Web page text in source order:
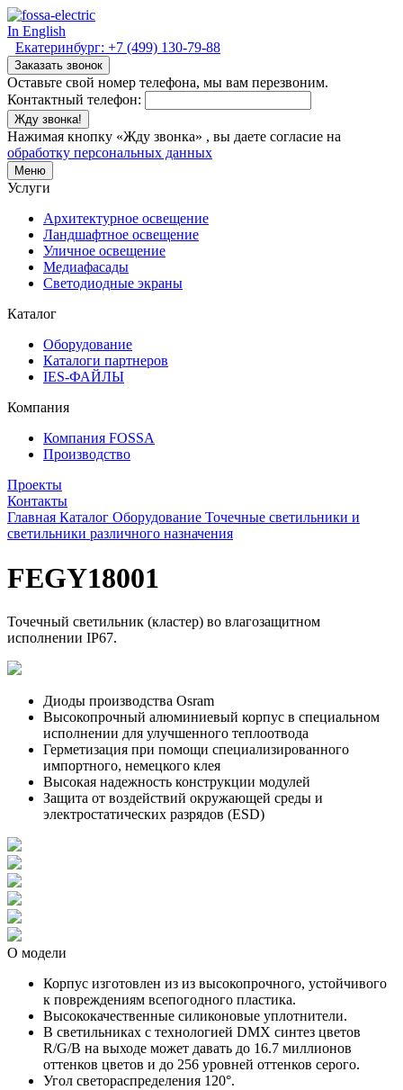
In English
Екатеринбург: +7 (499) 130-79-88
Заказать звонок
Оставьте свой номер телефона, мы вам перезвоним.
Контактный телефон:
Жду звонка!
Нажимая кнопку «Жду звонка» , вы даете согласие на
обработку персональных данных
Меню
Услуги
Архитектурное освещение
Ландшафтное освещение
Уличное освещение
Медиафасады
Светодиодные экраны
Каталог
Оборудование
Каталоги партнеров
IES-ФАЙЛЫ
Компания
Компания FOSSA
Производство
Проекты
Контакты
Главная Каталог Оборудование Точечные светильники и
светильники различного назначения
FEGY18001
Точечный светильник (кластер) во влагозащитном
исполнении IP67.
Диоды производства Osram
Высокопрочный алюминиевый корпус в специальном
исполнении для улучшенного теплоотвода
Герметизация при помощи специализированного
импортного, немецкого клея
Высокая надежность конструкции модулей
Защита от воздействий окружающей среды и
электростатических разрядов (ESD)
О модели
Корпус изготовлен из из высокопрочного, устойчивого
к повреждениям всепогодного пластика.
Высококачественные силиконовые уплотнители.
В светильниках с технологией DMX синтез цветов
R/G/B на выходе может давать до 16.7 миллионов
оттенков цветов и до 256 уровней оттенков серого.
Угол светораспределения 120°.